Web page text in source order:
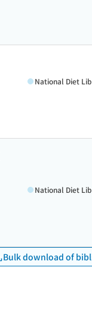
National Diet
National Diet
Bulk download of